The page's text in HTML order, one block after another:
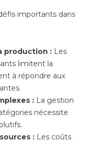
importants dans
production : Les
limitent la
à répondre aux
: La gestion
nécessite
: Les coûts